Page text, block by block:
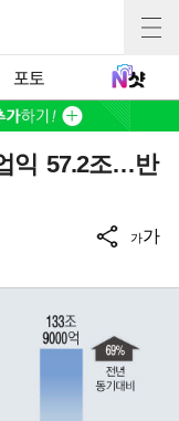
포토
익 57.2조…반
가가